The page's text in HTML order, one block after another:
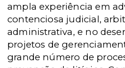
ampla experiência em
contenciosa judicial,
administrativa, e no
projetos de
grande número de